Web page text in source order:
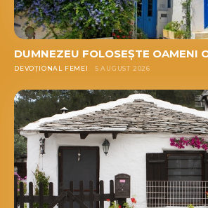
DUMNEZEU FOLOSEȘTE OAMENI
DEVOȚIONAL FEMEI 5 AUGUST 2026